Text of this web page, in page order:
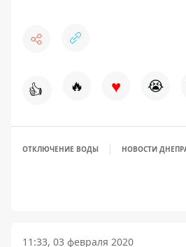
👍 🔥 ♥ 😭
ОТКЛЮЧЕНИЕ ВОДЫ НОВОСТИ
11:33, 03 февраля 2020